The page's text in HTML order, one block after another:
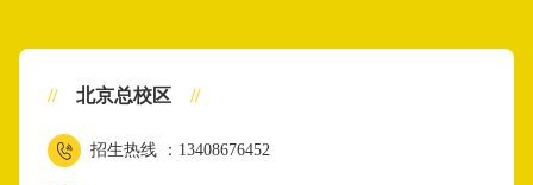
// 北京总校区 //
招生热线 ：13408676452